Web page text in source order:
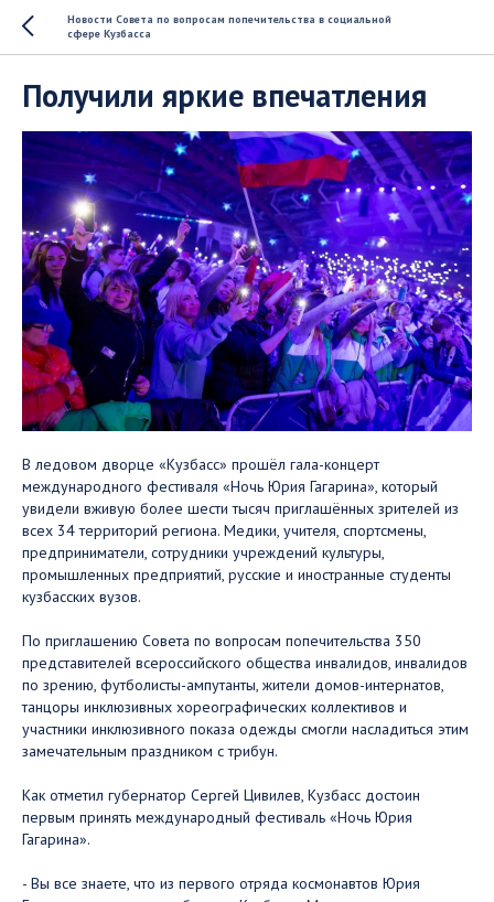
Новости Совета по вопросам попечительства в социальной
сфере Кузбасса
Получили яркие впечатления
В ледовом дворце «Кузбасс» прошёл гала-концерт
международного фестиваля «Ночь Юрия Гагарина», который
увидели вживую более шести тысяч приглашённых зрителей из
всех 34 территорий региона. Медики, учителя, спортсмены,
предприниматели, сотрудники учреждений культуры,
промышленных предприятий, русские и иностранные студенты
кузбасских вузов.
По приглашению Совета по вопросам попечительства 350
представителей всероссийского общества инвалидов, инвалидов
по зрению, футболисты-ампутанты, жители домов-интернатов,
танцоры инклюзивных хореографических коллективов и
участники инклюзивного показа одежды смогли насладиться этим
замечательным праздником с трибун.
Как отметил губернатор Сергей Цивилев, Кузбасс достоин
первым принять международный фестиваль «Ночь Юрия
Гагарина».
- Вы все знаете, что из первого отряда космонавтов Юрия